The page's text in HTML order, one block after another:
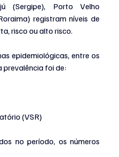
(Sergipe), Porto Velho
registram níveis de
risco ou alto risco.
epidemiológicas, entre os
prevalência foi de:
(VSR)
no período, os números